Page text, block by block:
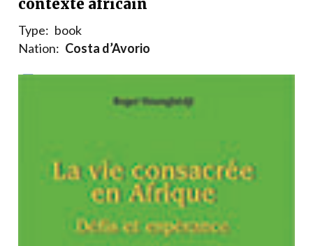
contexte africain
Type: book
Nation: Costa d’Avorio